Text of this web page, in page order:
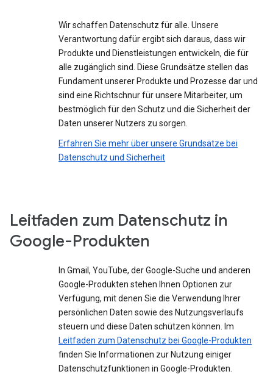
Wir schaffen Datenschutz für alle. Unsere
Verantwortung dafür ergibt sich daraus, dass wir
Produkte und Dienstleistungen entwickeln, die für
alle zugänglich sind. Diese Grundsätze stellen das
Fundament unserer Produkte und Prozesse dar und
sind eine Richtschnur für unsere Mitarbeiter, um
bestmöglich für den Schutz und die Sicherheit der
Daten unserer Nutzers zu sorgen.
Erfahren Sie mehr über unsere Grundsätze bei
Datenschutz und Sicherheit
Leitfaden zum Datenschutz in
Google-Produkten
In Gmail, YouTube, der Google-Suche und anderen
Google-Produkten stehen Ihnen Optionen zur
Verfügung, mit denen Sie die Verwendung Ihrer
persönlichen Daten sowie des Nutzungsverlaufs
steuern und diese Daten schützen können. Im
Leitfaden zum Datenschutz bei Google-Produkten
finden Sie Informationen zur Nutzung einiger
Datenschutzfunktionen in Google-Produkten.